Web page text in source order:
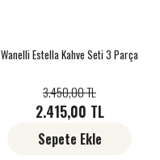
Wanelli Estella Kahve Seti 3 Parça
2.415,00 TL
3.450,00 TL
Sepete Ekle